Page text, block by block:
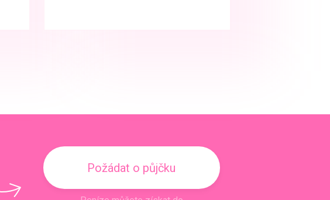
Požádat o půjčku